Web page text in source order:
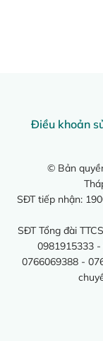
Điều khoản
© Bản
SĐT tiếp nhận:
SĐT Tổng đài
0981915333
0766069388 -